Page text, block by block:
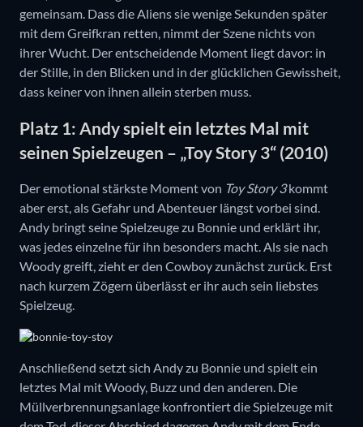
gemeinsam. Dass die Aliens sie wenige Sekunden später
mit dem Greifkran retten, nimmt der Szene nichts von
ihrer Wucht. Der entscheidende Moment liegt davor: in
der Stille, in den Blicken und in der glücklichen Gewissheit,
dass keiner von ihnen allein sterben muss.
Platz 1: Andy spielt ein letztes Mal mit
seinen Spielzeugen – „Toy Story 3“ (2010)
Der emotional stärkste Moment von Toy Story 3kommt
aber erst, als Gefahr und Abenteuer längst vorbei sind.
Andy bringt seine Spielzeuge zu Bonnie und erklärt ihr,
was jedes einzelne für ihn besonders macht. Als sie nach
Woody greift, zieht er den Cowboy zunächst zurück. Erst
nach kurzem Zögern überlässt er ihr auch sein liebstes
Spielzeug.
Anschließend setzt sich Andy zu Bonnie und spielt ein
letztes Mal mit Woody, Buzz und den anderen. Die
Müllverbrennungsanlage konfrontiert die Spielzeuge mit